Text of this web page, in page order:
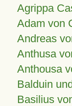
Agrippa
Adam von
Andreas
Anthusa
Anthousa
Balduin
Basilius